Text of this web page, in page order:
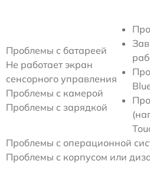
Проблемы с батареей
Не работает экран
сенсорного управления
Проблемы с камерой
Проблемы с зарядкой
Проблемы с операционной
Проблемы с корпусом или